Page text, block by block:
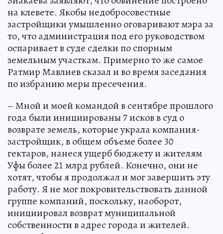
на клевете. Якобы недобросовестные
застройщики умышленно оговаривают мэра за
то, что администрация под его руководством
оспаривает в суде сделки по спорным
земельным участкам. Примерно то же самое
Ратмир Мавлиев сказал и во время заседания
по избранию меры пресечения.
– Мной и моей командой в сентябре прошлого
года были инициированы 7 исков в суд о
возврате земель, которые украла компания-
застройщик, в общем объеме более 30
гектаров, нанеся ущерб бюджету и жителям
Уфы более 21 млрд рублей. Конечно, они не
хотят, чтобы я продолжал и мог завершить эту
работу. Я не мог покровительствовать данной
группе компаний, поскольку, наоборот,
инициировал возврат муниципальной
собственности в адрес города и жителей.